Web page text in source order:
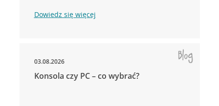
Dowiedz się więcej
03.08.2026
Konsola czy PC – co wybrać?